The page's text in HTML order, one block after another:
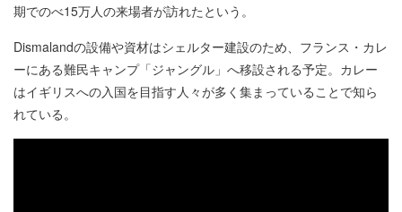
期でのべ15万人の来場者が訪れたという。
Dismalandの設備や資材はシェルター建設のため、フランス・カレ
ーにある難民キャンプ「ジャングル」へ移設される予定。カレー
はイギリスへの入国を目指す人々が多く集まっていることで知ら
れている。